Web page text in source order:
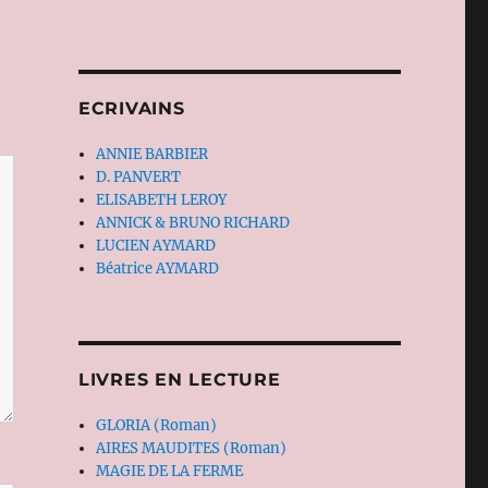
ECRIVAINS
ANNIE BARBIER
D. PANVERT
ELISABETH LEROY
ANNICK & BRUNO RICHARD
LUCIEN AYMARD
Béatrice AYMARD
LIVRES EN LECTURE
GLORIA (Roman)
AIRES MAUDITES (Roman)
MAGIE DE LA FERME